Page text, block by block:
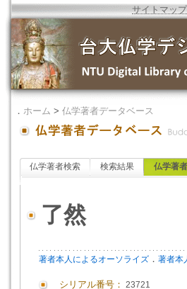
サイトマップ
． ホーム > 仏学著者データベース
仏学著者検索 検索結果 仏学著
了然
著者本人によるオーソライズ ． 著者本
シリアル番号： 23721